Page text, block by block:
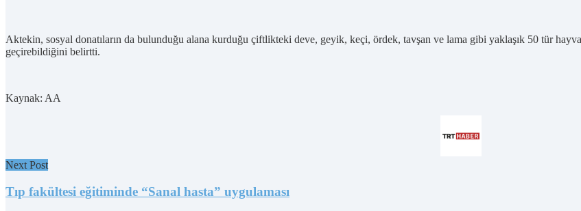
Aktekin, sosyal donatıların da bulunduğu alana kurduğu çiftlikteki deve, geyik, keçi, ördek, tavşan ve lama gibi yaklaşık 50 tür
geçirebildiğini belirtti.
Kaynak: AA
Next Post
Tıp fakültesi eğitiminde “Sanal hasta” uygulaması